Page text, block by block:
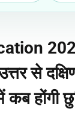
से
होंगी